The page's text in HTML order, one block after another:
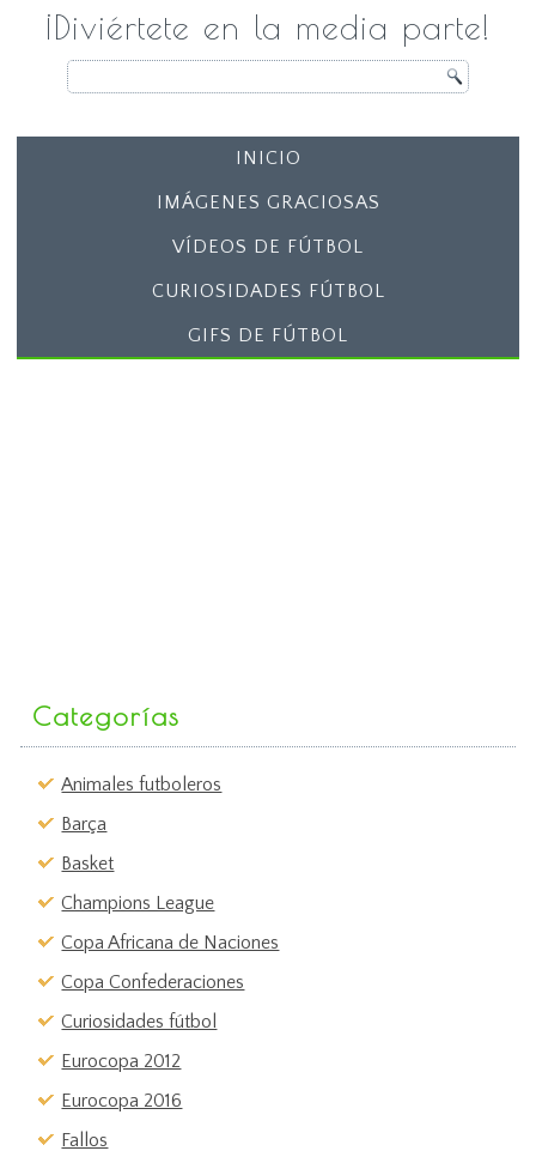
¡Diviértete en la media parte!
INICIO
IMÁGENES GRACIOSAS
VÍDEOS DE FÚTBOL
CURIOSIDADES FÚTBOL
GIFS DE FÚTBOL
Categorías
Animales futboleros
Barça
Basket
Champions League
Copa Africana de Naciones
Copa Confederaciones
Curiosidades fútbol
Eurocopa 2012
Eurocopa 2016
Fallos